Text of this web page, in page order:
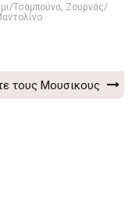
Τσαμπούνα, Ζουρνάς/
τους Μουσικους